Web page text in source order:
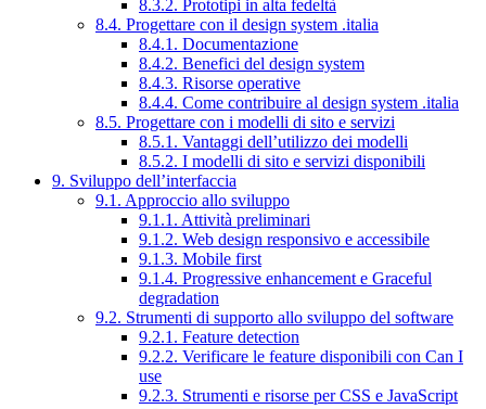
8.3.2. Prototipi in alta fedeltà
8.4. Progettare con il design system .italia
8.4.1. Documentazione
8.4.2. Benefici del design system
8.4.3. Risorse operative
8.4.4. Come contribuire al design system .italia
8.5. Progettare con i modelli di sito e servizi
8.5.1. Vantaggi dell’utilizzo dei modelli
8.5.2. I modelli di sito e servizi disponibili
9. Sviluppo dell’interfaccia
9.1. Approccio allo sviluppo
9.1.1. Attività preliminari
9.1.2. Web design responsivo e accessibile
9.1.3. Mobile first
9.1.4. Progressive enhancement e Graceful
degradation
9.2. Strumenti di supporto allo sviluppo del software
9.2.1. Feature detection
9.2.2. Verificare le feature disponibili con Can I
use
9.2.3. Strumenti e risorse per CSS e JavaScript